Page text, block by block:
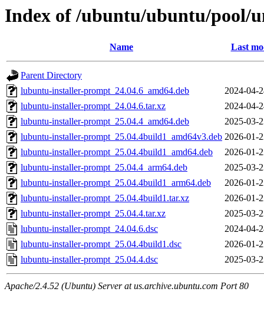
Index of /ubuntu/ubuntu/pool/
Name Last
Parent Directory
lubuntu-installer-prompt_24.04.6_amd64.deb
2024-04-
lubuntu-installer-prompt_24.04.6.tar.xz
2024-04-
lubuntu-installer-prompt_25.04.4_amd64.deb
2025-03-
lubuntu-installer-prompt_25.04.4build1_amd64v3.deb 2026-01-
lubuntu-installer-prompt_25.04.4build1_amd64.deb
2026-01-
lubuntu-installer-prompt_25.04.4_arm64.deb
2025-03-
lubuntu-installer-prompt_25.04.4build1_arm64.deb
2026-01-
lubuntu-installer-prompt_25.04.4build1.tar.xz
2026-01-
lubuntu-installer-prompt_25.04.4.tar.xz
2025-03-
lubuntu-installer-prompt_24.04.6.dsc
2024-04-
lubuntu-installer-prompt_25.04.4build1.dsc
2026-01-
lubuntu-installer-prompt_25.04.4.dsc
2025-03-
Apache/2.4.52 (Ubuntu) Server at us.archive.ubuntu.com Port 80